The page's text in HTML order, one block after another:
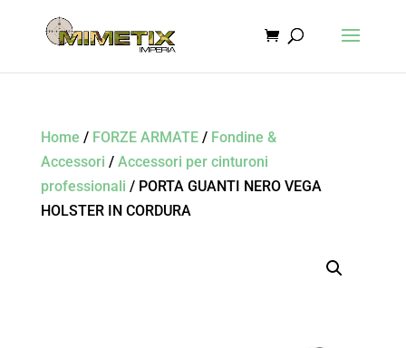
Home / FORZE ARMATE/ Fondine &
Accessori / Accessori per cinturoni
professionali / PORTA GUANTI NERO VEGA
HOLSTER IN CORDURA